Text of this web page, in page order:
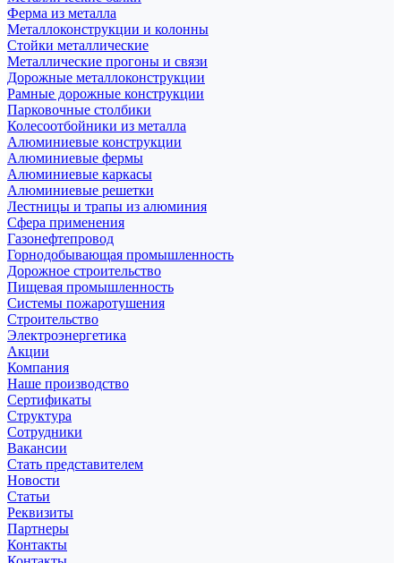
Ферма из металла
Металлоконструкции и колонны
Стойки металлические
Металлические прогоны и связи
Дорожные металлоконструкции
Рамные дорожные конструкции
Парковочные столбики
Колесоотбойники из металла
Алюминиевые конструкции
Алюминиевые фермы
Алюминиевые каркасы
Алюминиевые решетки
Лестницы и трапы из алюминия
Сфера применения
Газонефтепровод
Горнодобывающая промышленность
Дорожное строительство
Пищевая промышленность
Системы пожаротушения
Строительство
Электроэнергетика
Акции
Компания
Наше производство
Сертификаты
Структура
Сотрудники
Вакансии
Стать представителем
Новости
Статьи
Реквизиты
Партнеры
Контакты